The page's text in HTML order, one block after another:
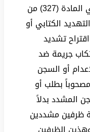
كما جرى اقتراح إعادة النظر في المادة (327) من
الكتابي أو
تشديد
جريمة ضد
أو السجن
بطلب أو
المشدد بدلاً
ظرفين مشددين